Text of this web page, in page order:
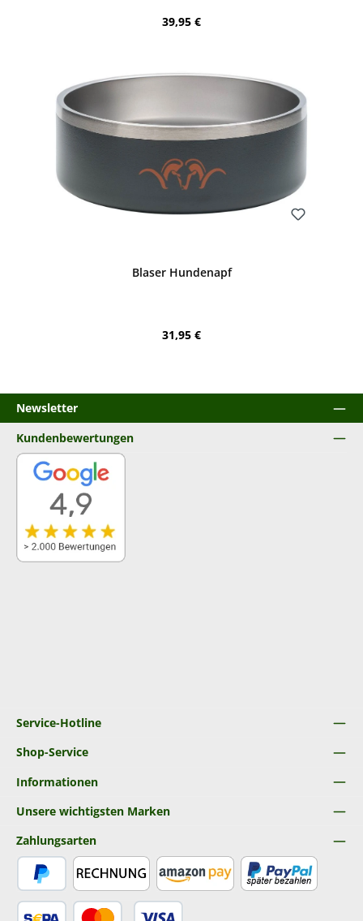
Regulärer Preis:
39,95 €
Blaser Hundenapf
Regulärer Preis:
31,95 €
Newsletter
Service-Hotline
Shop-Service
Informationen
Unsere wichtigsten Marken
Kundenbewertungen
Zahlungsarten